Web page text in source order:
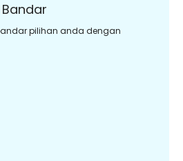
pilihan anda dengan